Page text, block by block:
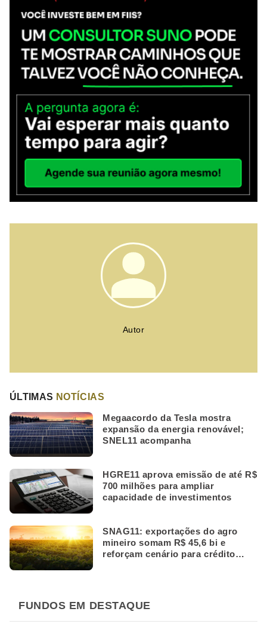
Autor
ÚLTIMAS NOTÍCIAS
Megaacordo da Tesla mostra
expansão da energia renovável;
SNEL11 acompanha
HGRE11 aprova emissão de até R$
700 milhões para ampliar
capacidade de investimentos
SNAG11: exportações do agro
mineiro somam R$ 45,6 bi e
reforçam cenário para crédito
FUNDOS EM DESTAQUE